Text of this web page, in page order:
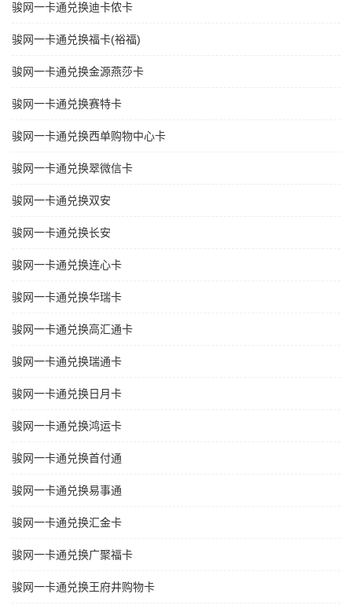
骏网一卡通兑换迪卡侬卡
骏网一卡通兑换福卡(裕福)
骏网一卡通兑换金源燕莎卡
骏网一卡通兑换赛特卡
骏网一卡通兑换西单购物中心卡
骏网一卡通兑换翠微信卡
骏网一卡通兑换双安
骏网一卡通兑换长安
骏网一卡通兑换连心卡
骏网一卡通兑换华瑞卡
骏网一卡通兑换高汇通卡
骏网一卡通兑换瑞通卡
骏网一卡通兑换日月卡
骏网一卡通兑换鸿运卡
骏网一卡通兑换首付通
骏网一卡通兑换易事通
骏网一卡通兑换汇金卡
骏网一卡通兑换广聚福卡
骏网一卡通兑换王府井购物卡